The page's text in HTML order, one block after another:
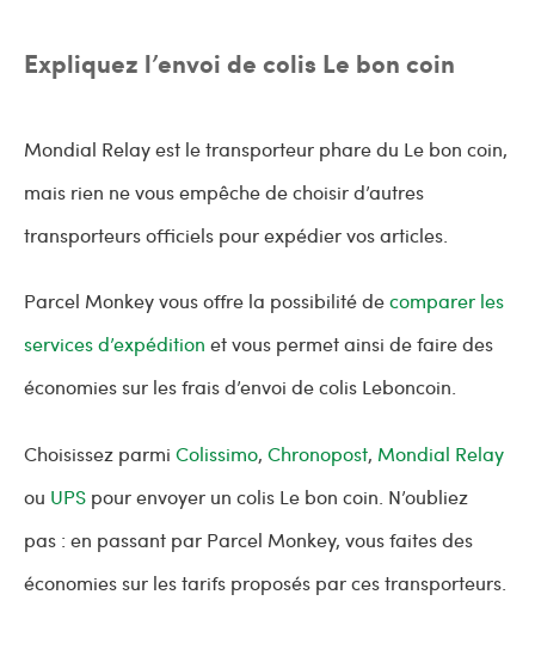
Expliquez l’envoi de colis Le bon coin
Mondial Relay est le transporteur phare du Le bon coin,
mais rien ne vous empêche de choisir d’autres
transporteurs officiels pour expédier vos articles.
Parcel Monkey vous offre la possibilité decomparer les
services d’expédition et vous permet ainsi de faire des
économies sur les frais d’envoi de colis Leboncoin.
Choisissez parmi Colissimo, Chronopost, Mondial Relay
ou UPS pour envoyer un colis Le bon coin. N’oubliez
pas : en passant par Parcel Monkey, vous faites des
économies sur les tarifs proposés par ces transporteurs.